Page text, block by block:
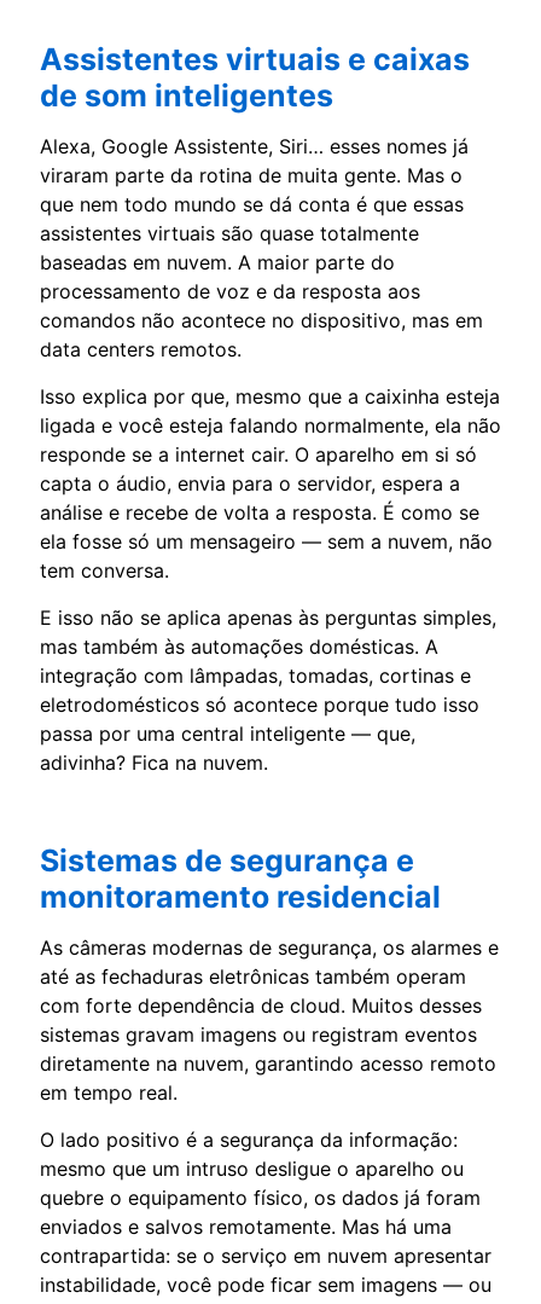
Assistentes virtuais e caixas
de som inteligentes
Alexa, Google Assistente, Siri… esses nomes já
viraram parte da rotina de muita gente. Mas o
que nem todo mundo se dá conta é que essas
assistentes virtuais são quase totalmente
baseadas em nuvem. A maior parte do
processamento de voz e da resposta aos
comandos não acontece no dispositivo, mas em
data centers remotos.
Isso explica por que, mesmo que a caixinha esteja
ligada e você esteja falando normalmente, ela não
responde se a internet cair. O aparelho em si só
capta o áudio, envia para o servidor, espera a
análise e recebe de volta a resposta. É como se
ela fosse só um mensageiro — sem a nuvem, não
tem conversa.
E isso não se aplica apenas às perguntas simples,
mas também às automações domésticas. A
integração com lâmpadas, tomadas, cortinas e
eletrodomésticos só acontece porque tudo isso
passa por uma central inteligente — que,
adivinha? Fica na nuvem.
Sistemas de segurança e
monitoramento residencial
As câmeras modernas de segurança, os alarmes e
até as fechaduras eletrônicas também operam
com forte dependência de cloud. Muitos desses
sistemas gravam imagens ou registram eventos
diretamente na nuvem, garantindo acesso remoto
em tempo real.
O lado positivo é a segurança da informação:
mesmo que um intruso desligue o aparelho ou
quebre o equipamento físico, os dados já foram
enviados e salvos remotamente. Mas há uma
contrapartida: se o serviço em nuvem apresentar
instabilidade, você pode ficar sem imagens — ou